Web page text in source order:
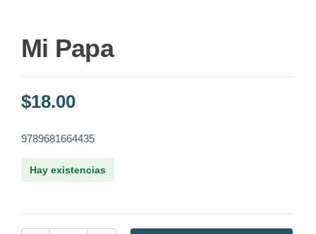
Mi Papa
$18.00
9789681664435
Hay existencias